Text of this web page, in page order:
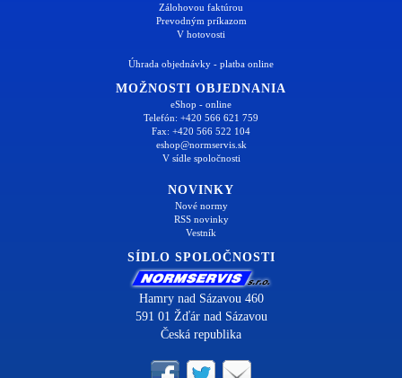
Zálohovou faktúrou
Prevodným príkazom
V hotovosti
Úhrada objednávky - platba online
MOŽNOSTI OBJEDNANIA
eShop - online
Telefón: +420 566 621 759
Fax: +420 566 522 104
eshop@normservis.sk
V sídle spoločnosti
NOVINKY
Nové normy
RSS novinky
Vestník
SÍDLO SPOLOČNOSTI
Hamry nad Sázavou 460
591 01 Žďár nad Sázavou
Česká republika